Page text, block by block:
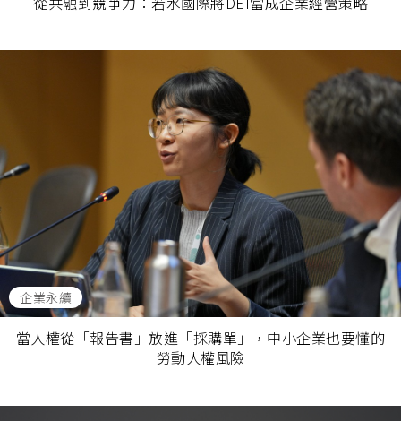
企業永續
當人權從「報告書」放進「採購單」，中小企業也要懂的
勞動人權風險